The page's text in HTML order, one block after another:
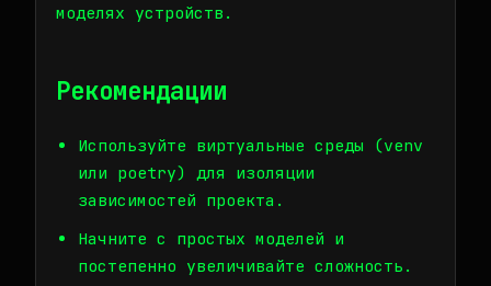
моделях устройств.
Рекомендации
Используйте виртуальные среды (venv
или poetry) для изоляции
зависимостей проекта.
Начните с простых моделей и
постепенно увеличивайте сложность.